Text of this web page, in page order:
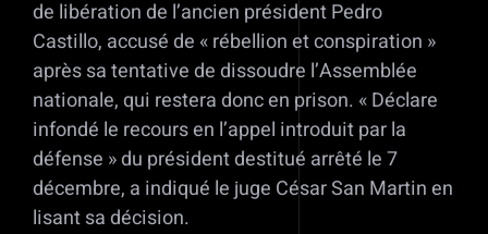
de libération de l’ancien président Pedro
Castillo, accusé de « rébellion et conspiration »
après sa tentative de dissoudre l’Assemblée
nationale, qui restera donc en prison. « Déclare
infondé le recours en l’appel introduit par la
défense » du président destitué arrêté le 7
décembre, a indiqué le juge César San Martin en
lisant sa décision.